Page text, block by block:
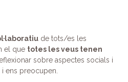
de tots/es les
el que totes les veus tenen
sobre aspectes socials i
ens preocupen.